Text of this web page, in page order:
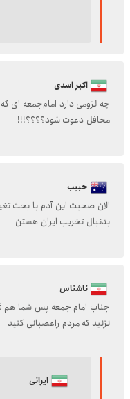
اکبر اسدی
چه لزومی دارد امام‌جمعه ای که
محافل دعوت شود؟؟؟؟!!!
حبیب
الان صحبت این آدم با بحث
بدنبال تخریب ایران هستن
ناشناس
جناب امام جمعه پس شما هم
نزنید که مردم راعصبانی کنید
ایرانی